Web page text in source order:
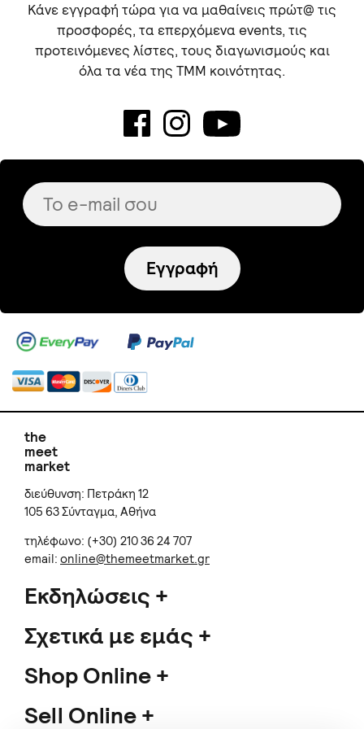
Κάνε εγγραφή τώρα για να μαθαίνεις πρώτ@ τις
προσφορές, τα επερχόμενα events, τις
προτεινόμενες λίστες, τους διαγωνισμούς και
όλα τα νέα της TMM κοινότητας.
Εγγραφή
the
meet
market
διεύθυνση: Πετράκη 12
105 63 Σύνταγμα, Αθήνα
τηλέφωνο: (+30) 210 36 24 707
email: online@themeetmarket.gr
Εκδηλώσεις
Σχετικά με εμάς
Shop Online
Sell Online